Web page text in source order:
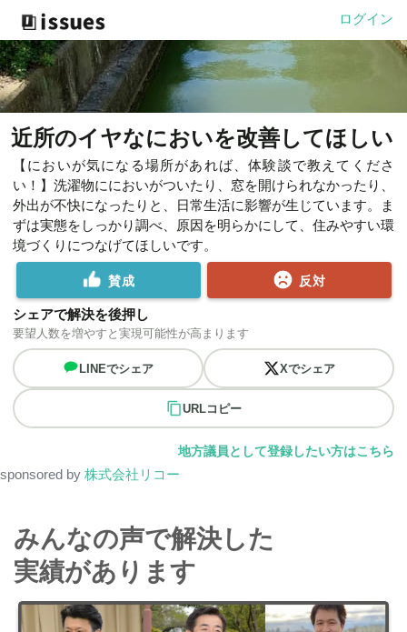
ログイン
近所のイヤなにおいを改善してほしい
【においが気になる場所があれば、体験談で教えてくださ
い！】洗濯物ににおいがついたり、窓を開けられなかったり、
外出が不快になったりと、日常生活に影響が生じています。ま
ずは実態をしっかり調べ、原因を明らかにして、住みやすい環
境づくりにつなげてほしいです。
賛成 反対
シェアで解決を後押し
要望人数を増やすと実現可能性が高まります
LINEでシェア Xでシェア
URLコピー
地方議員として登録したい方はこちら
sponsored by 株式会社リコー
みんなの声で解決した
実績があります